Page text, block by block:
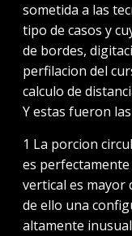
sometida a las
tipo de casos y
de bordes,
perfilacion del
calculo de
Y estas fueron
1 La porcion
es perfectamente
vertical es mayor
de ello una
altamente